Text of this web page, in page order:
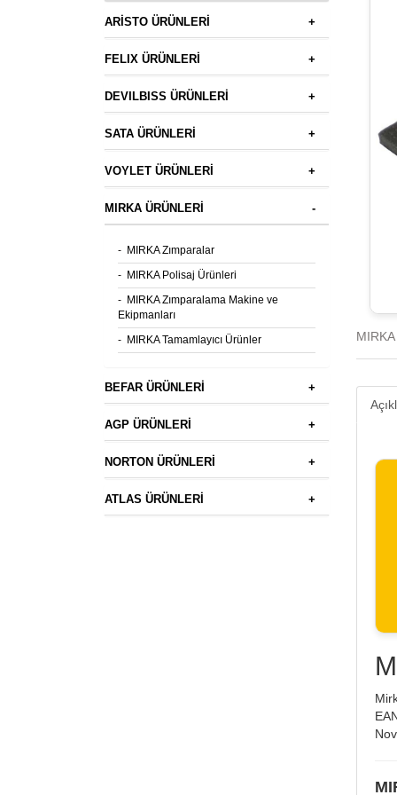
+
ARİSTO ÜRÜNLERİ
+
FELIX ÜRÜNLERİ
+
DEVILBISS ÜRÜNLERİ
+
SATA ÜRÜNLERİ
+
VOYLET ÜRÜNLERİ
-
MIRKA ÜRÜNLERİ
- MIRKA Zımparalar
- MIRKA Polisaj Ürünleri
- MIRKA Zımparalama Makine ve
Ekipmanları
- MIRKA Tamamlayıcı Ürünler
+
BEFAR ÜRÜNLERİ
+
AGP ÜRÜNLERİ
+
NORTON ÜRÜNLERİ
+
ATLAS ÜRÜNLERİ